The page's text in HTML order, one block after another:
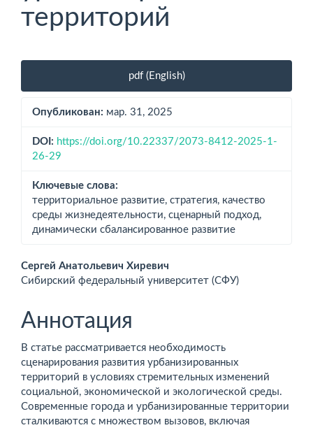
территорий
Боковая
панель
статьи
pdf (English)
Опубликован: мар. 31, 2025
DOI: https://doi.org/10.22337/2073-8412-2025-1-
26-29
Ключевые слова:
территориальное развитие, стратегия, качество
среды жизнедеятельности, сценарный подход,
динамически сбалансированное развитие
Основное
статьи
Сергей Анатольевич Хиревич
Сибирский федеральный университет (СФУ)
Аннотация
В статье рассматривается необходимость
сценарирования развития урбанизированных
территорий в условиях стре­мительных изменений
социальной, экономической и эко­ло­гической среды.
Современные города и урба­ни­зи­ро­ванные территории
сталкиваются с множеством вызовов, включая